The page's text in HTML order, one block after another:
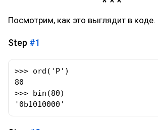
Посмотрим, как это выглядит в коде.
Step #1
>>> ord('P')
80
>>> bin(80)
'0b1010000'